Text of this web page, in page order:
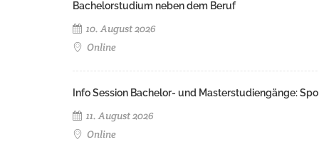
Bachelorstudium neben dem Beruf
10. August 2026
Online
Info Session Bachelor- und Masterstudiengänge:
11. August 2026
Online